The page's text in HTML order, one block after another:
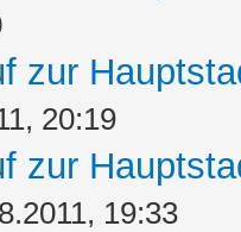
zur
20:19
zur
19:33